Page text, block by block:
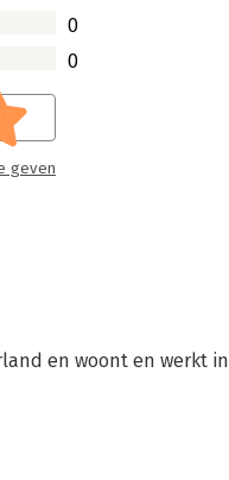
0
0
geven
en woont en werkt in